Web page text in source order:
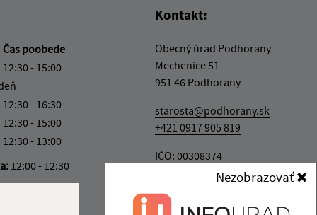
Nezobrazovať
Čas poobede
12:30 - 15:00
12:30 - 16:30
12:30 - 15:00
12:30 - 13:00
12:00 - 12:30
Kontakt:
Obecný úrad Podhorany
Mechenice 51
951 46 Podhorany
starosta@podhorany.sk
+421 0917 905 819
IČO: 00308374